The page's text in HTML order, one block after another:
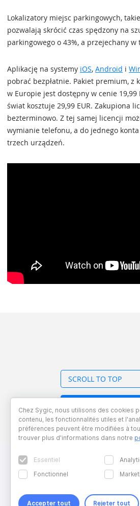
Lokalizatory miejsc parkingowych,
pozwalają skrócić czas spędzony na
parkingowego o 43%, a przejechany w
Aplikację na systemy iOS, Android i
pobrać bezpłatnie. Pakiet premium, z
w Europie jest dostępny w cenie 19,99
świat kosztuje 29,99 EUR. Zakupiona
bezterminowo. Z tej samej licencji
wymianie telefonu, a do jednego
trzech urządzeń.
SCROLL TO TOP
Chez Sygic, nous utilisons des cookies
contenu, les fonctionnalités utiles et
préférences peuvent être modifiées à
trouver plus d'informations dans notre
Essentiel
Fonctionnel
Accepter tout Rejeter tout